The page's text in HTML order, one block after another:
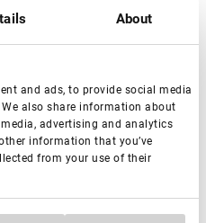
About
and ads, to provide social media
also share information about
advertising and analytics
information that you’ve
from your use of their